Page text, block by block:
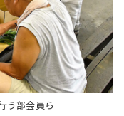
う部会員ら